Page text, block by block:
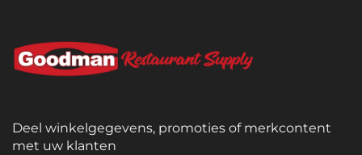
Deel winkelgegevens, promoties of merkcontent
met uw klanten